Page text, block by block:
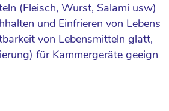
(Fleisch, Wurst, Salami usw)
und Einfrieren von Lebens
von Lebensmitteln glatt,
für Kammergeräte geeign